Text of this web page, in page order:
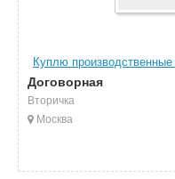
Куплю
Договорная
Вторичка
Москва